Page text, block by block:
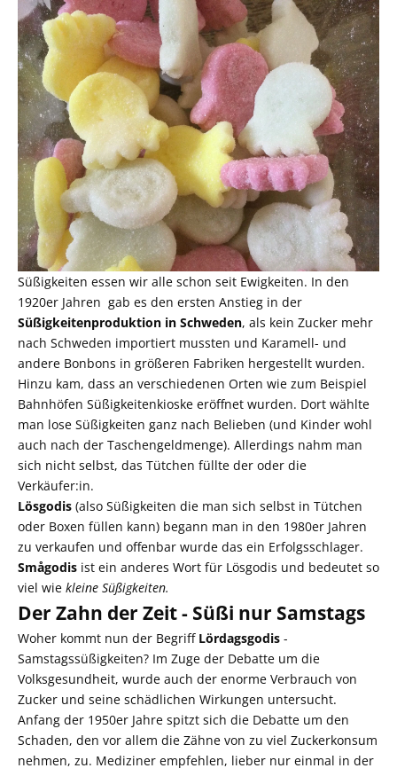
Süßigkeiten essen wir alle schon seit Ewigkeiten. In den
1920er Jahren gab es den ersten Anstieg in der
Süßigkeitenproduktion in Schweden, als kein Zucker mehr
nach Schweden importiert mussten und Karamell- und
andere Bonbons in größeren Fabriken hergestellt wurden.
Hinzu kam, dass an verschiedenen Orten wie zum Beispiel
Bahnhöfen Süßigkeitenkioske eröffnet wurden. Dort wählte
man lose Süßigkeiten ganz nach Belieben (und Kinder wohl
auch nach der Taschengeldmenge). Allerdings nahm man
sich nicht selbst, das Tütchen füllte der oder die
Verkäufer:in.
Lösgodis (also Süßigkeiten die man sich selbst in Tütchen
oder Boxen füllen kann) begann man in den 1980er Jahren
zu verkaufen und offenbar wurde das ein Erfolgsschlager.
Smågodis ist ein anderes Wort für Lösgodis und bedeutet so
viel wie kleine Süßigkeiten.
Der Zahn der Zeit - Süßi nur Samstags
Woher kommt nun der Begriff Lördagsgodis -
Samstagssüßigkeiten? Im Zuge der Debatte um die
Volksgesundheit, wurde auch der enorme Verbrauch von
Zucker und seine schädlichen Wirkungen untersucht.
Anfang der 1950er Jahre spitzt sich die Debatte um den
Schaden, den vor allem die Zähne von zu viel Zuckerkonsum
nehmen, zu. Mediziner empfehlen, lieber nur einmal in der